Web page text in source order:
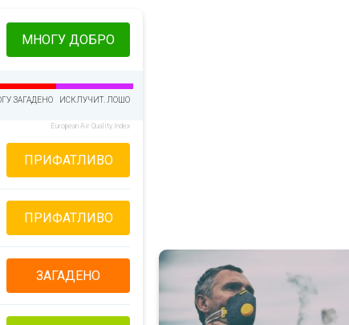
МНОГУ ДОБРО
ЗАГАДЕНО ИСКЛУЧИТ. ЛОШО
European Air Quality Index
ПРИФАТЛИВО
ПРИФАТЛИВО
ЗАГАДЕНО
Врем. услови и загадувањето